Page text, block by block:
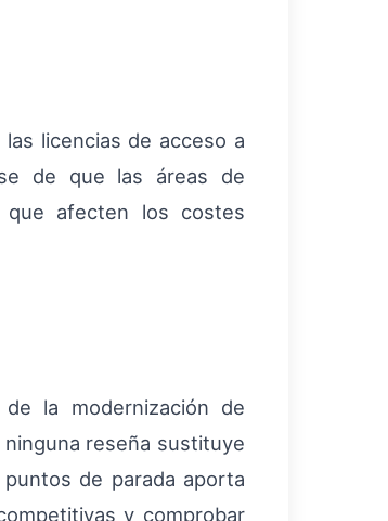
licencias de acceso a
de que las áreas de
que afecten los costes
la modernización de
reseña sustituye
de parada aporta
y comprobar